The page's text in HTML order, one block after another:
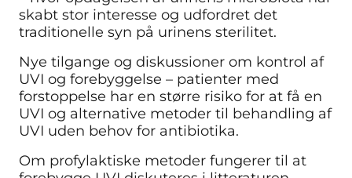
skabt stor interesse og udfordret det
traditionelle syn på urinens sterilitet.
Nye tilgange og diskussioner om kontrol af
UVI og forebyggelse – patienter med
forstoppelse har en større risiko for at få en
UVI og alternative metoder til behandling af
UVI uden behov for antibiotika.
Om profylaktiske metoder fungerer til at